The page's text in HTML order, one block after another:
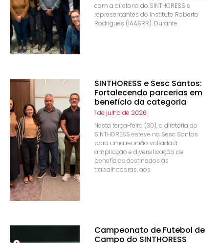
com a diretoria do SINTHORESS e
representantes do Instituto Roberto
Rodrigues (IAASRR). Durante
SINTHORESS e Sesc Santos:
Fortalecendo parcerias em
benefício da categoria
1 de julho de 2026
Nesta terça-feira (30), a diretoria do
SINTHORESS esteve no Sesc Santos
para uma reunião voltada à
ampliação e diversificação de
benefícios destinados às
trabalhadoras, aos
Campeonato de Futebol de
Campo do SINTHORESS